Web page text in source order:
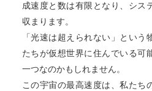
成速度と数は有限となり、シス
収まります。
「光速は超えられない」という
たちが仮想世界に住んでいる可
一つなのかもしれません。
この宇宙の最高速度は、私たち